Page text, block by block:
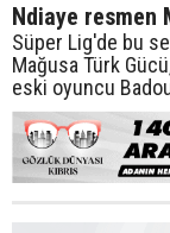
Ndiaye resmen
Süper Lig'de bu
Mağusa Türk
eski oyuncu